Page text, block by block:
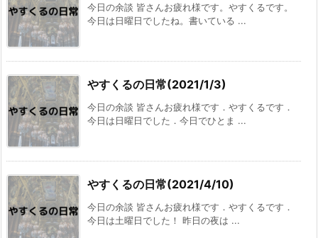
今日の余談 皆さんお疲れ様です。やすくるです。
今日は日曜日でしたね。書いている ...
やすくるの日常(2021/1/3)
今日の余談 皆さんお疲れ様です．やすくるです．
今日は日曜日でした．今日でひとま ...
やすくるの日常(2021/4/10)
今日の余談 皆さんお疲れ様です．やすくるです．
今日は土曜日でした！ 昨日の夜は ...